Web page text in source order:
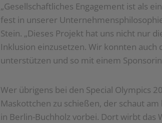
„Gesellschaftliches Engagement ist als
fest in unserer
Stein. „Dieses Projekt hat uns nicht nur
Inklusion einzusetzen. Wir konnten auch
unterstützen und so mit einem
Wer übrigens bei den Special Olympics
Maskottchen zu schießen, der schaut
in Berlin-Buchholz vorbei. Dort wirbt das